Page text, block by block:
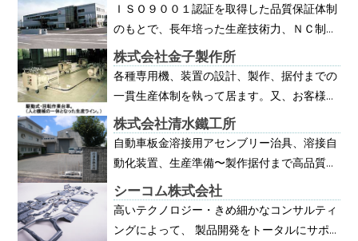
等を所有するまでに成長させていただきまし
た。 現在は、工業用模型・自動車部品検査
用治具・自動車開発用模型の3つの事業を行
っております。 これらの事業において、昨
今は機械化・デジタル化が進んだとはいえ、
当社では、経験の浅い若手社員が、熟練職人
から日々技術伝承を受け、全社員が一つの目
標に向かって実直に取り組んでおります。
また、働きやすい環境づくりのために「仕事
と家庭の両立」「労働時間の削減」「育児休
業の取得推進」に取り組み、人重視の経営の
ＩＳＯ９００１認証を取得した品質保証体制
のもとで、長年培った生産技術力、ＮＣ制御
設備を駆使した高品質・高精度・超精密製品
を生産、又自社開発によるオイルポンプの加
工・組立までの一貫体制による、オイルポン
株式会社金子製作所
各種専用機、装置の設計、製作、据付までの
一貫生産体制を執って居ます。又、お客様の
ニーズに合せた生産設備の開発に努力してい
ます。
株式会社清水鐵工所
自動車板金溶接用アセンブリー治具、溶接自
動化装置、生産準備〜製作据付まで高品質に
て作り上げます。 お客様のニーズに合った
生産設備を高品質、適正コストにて製作いた
します。
シーコム株式会社
高いテクノロジー・きめ細かなコンサルティ
ングによって、 製品開発をトータルにサポ